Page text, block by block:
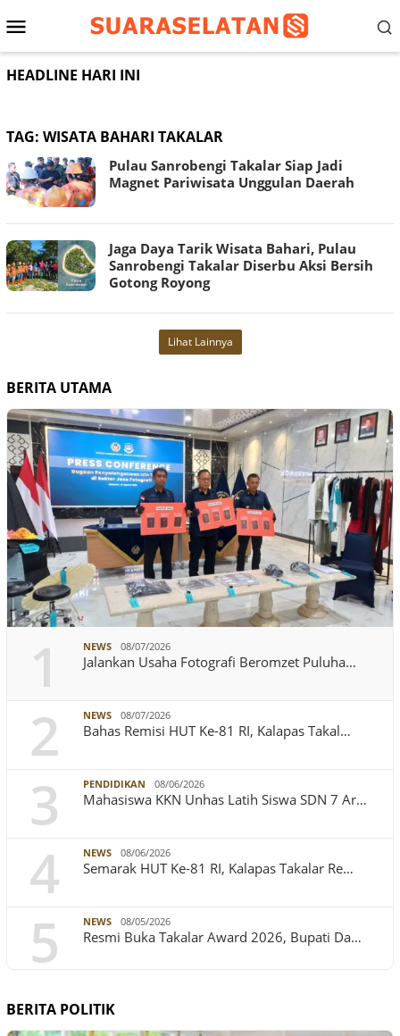
ke
Menu
Mobile
HEADLINE HARI INI
TAG: WISATA BAHARI TAKALAR
Pulau Sanrobengi Takalar Siap Jadi
Magnet Pariwisata Unggulan Daerah
Jaga Daya Tarik Wisata Bahari, Pulau
Sanrobengi Takalar Diserbu Aksi Bersih
Gotong Royong
Lihat Lainnya
BERITA UTAMA
1 NEWS 08/07/2026
Jalankan Usaha Fotografi Beromzet Puluha…
2 NEWS 08/07/2026
Bahas Remisi HUT Ke-81 RI, Kalapas Takal…
3 PENDIDIKAN 08/06/2026
Mahasiswa KKN Unhas Latih Siswa SDN 7 Ar…
4 NEWS 08/06/2026
Semarak HUT Ke-81 RI, Kalapas Takalar Re…
5 NEWS 08/05/2026
Resmi Buka Takalar Award 2026, Bupati Da…
BERITA POLITIK